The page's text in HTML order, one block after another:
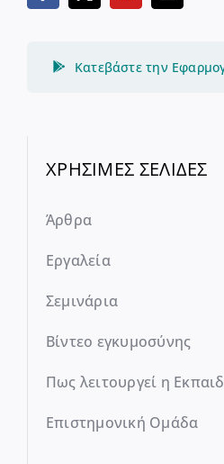
Κατεβάστε την
ΧΡΗΣΙΜΕΣ ΣΕΛΙΔΕΣ
Άρθρα
Εργαλεία
Σεμινάρια
Βίντεο εγκυμοσύνης
Πως λειτουργεί η
Επιστημονική Ομάδα